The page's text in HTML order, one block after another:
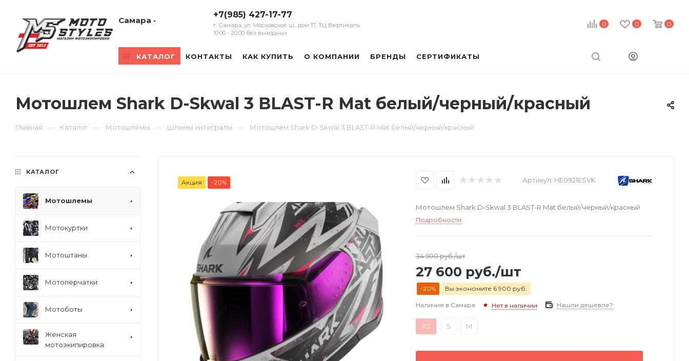
0 0 0
Самара
+7(985) 427-17-77
г. Самара, ул. Московское ш., дом 17, ТЦ Вертикаль
10:00 - 20:00 без выходных
КАТАЛОГ КОНТАКТЫ КАК КУПИТЬ О КОМПАНИИ БРЕНДЫ СЕРТИФИКАТЫ
Мотошлем Shark D-Skwal 3 BLAST-R Mat белый/черный/красный
Главная — Каталог — Мотошлемы — Шлемы интегралы — Мотошлем Shark D-Skwal 3 BLAST-R Mat белый/черный/красный
Акция -20% Артикул: HE0921ESVK
Мотошлем Shark D-Skwal 3 BLAST-R Mat белый/черный/красный
Подробности
34 500руб./шт
27 600 руб./шт
-20% Вы экономите 6 900 руб.
Наличие в Самаре Нет в наличии Нашли дешевле?
XS S M
КАТАЛОГ
Мотошлемы
Мотокуртки
Мотоштаны
Мотоперчатки
Мотоботы
Женская
мотоэкипировка